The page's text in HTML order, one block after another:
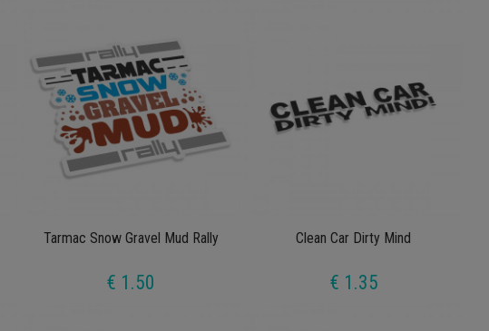
Tarmac Snow Gravel Mud Rally
€ 1.50
Clean Car Dirty Mind
€ 1.35